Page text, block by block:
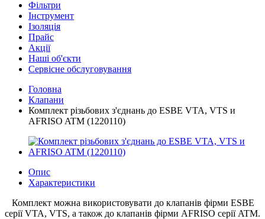
Фільтри
Інструмент
Ізоляція
Прайс
Акції
Наші об'єкти
Сервісне обслуговування
Головна
Клапани
Комплект різьбових з'єднань до ESBE VTA, VTS и
AFRISO ATM (1220110)
Опис
Характеристики
Комплект можна використовувати до клапанів фірми ESBE
серії VTA, VTS, а також до клапанів фірми AFRISO серії ATM.